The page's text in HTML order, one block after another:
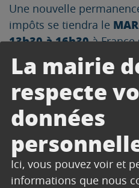
La mairie
respecte
données
Ici, vous pouvez voir et
informations que nous
Une nouvelle
impôts se tiendra le
13h30 à 16h30à France
UNIQUEMENT SUR RDV
CONTACT
FRANCE